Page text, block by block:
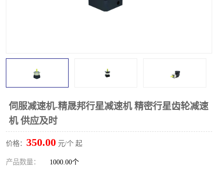
伺服减速机-精晟邦行星减速机 精密行星齿轮减速
机 供应及时
价格： 350.00 元/个 起
产品数量： 1000.00个
东元电机